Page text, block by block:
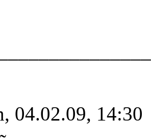
04.02.09, 14:30